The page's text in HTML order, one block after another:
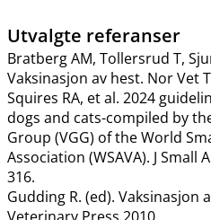
Utvalgte referanser
Bratberg AM, Tollersrud T,
Vaksinasjon av hest. Nor Vet
Squires RA, et al. 2024
dogs and cats-compiled by
Group (VGG) of the World
Association (WSAVA). J Small
316.
Gudding R. (ed). Vaksinasjon